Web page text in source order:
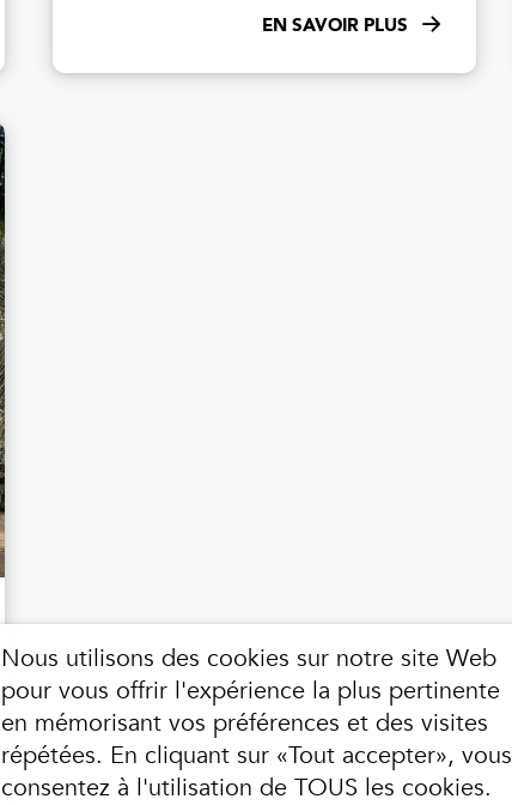
EN SAVOIR PLUS
Nous utilisons des cookies sur notre site Web
pour vous offrir l'expérience la plus pertinente
en mémorisant vos préférences et des visites
répétées. En cliquant sur «Tout accepter», vous
consentez à l'utilisation de TOUS les cookies.